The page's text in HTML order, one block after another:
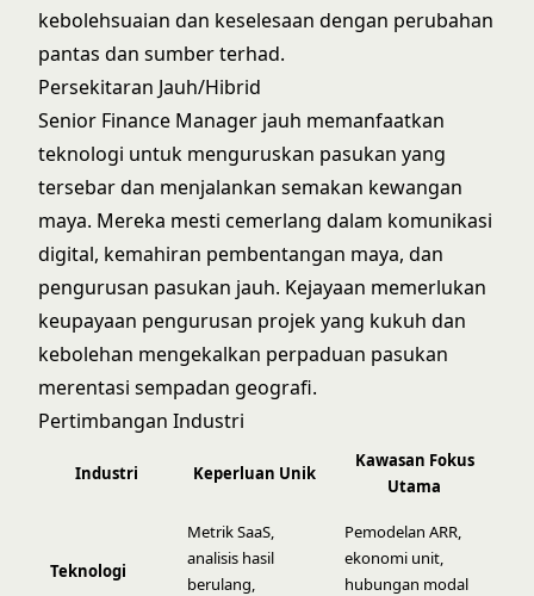
kebolehsuaian dan keselesaan dengan perubahan
pantas dan sumber terhad.
Persekitaran Jauh/Hibrid
Senior Finance Manager jauh memanfaatkan
teknologi untuk menguruskan pasukan yang
tersebar dan menjalankan semakan kewangan
maya. Mereka mesti cemerlang dalam komunikasi
digital, kemahiran pembentangan maya, dan
pengurusan pasukan jauh. Kejayaan memerlukan
keupayaan pengurusan projek yang kukuh dan
kebolehan mengekalkan perpaduan pasukan
merentasi sempadan geografi.
Pertimbangan Industri
Industri Keperluan Unik
Kawasan Fokus
Utama
Teknologi
Metrik SaaS,
analisis hasil
berulang,
Pemodelan ARR,
ekonomi unit,
hubungan modal